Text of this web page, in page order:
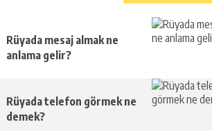
Rüyada mesaj almak ne
anlama gelir?
Rüyada telefon görmek ne
demek?